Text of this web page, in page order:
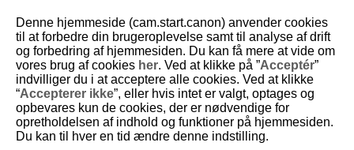
D101-199
Fejlkoder
Hvis der er et problem med kameraet, vises der en fejlmeddelelse. Følg
Denne hjemmeside (cam.start.canon) anvender cookies
til at forbedre din brugeroplevelse samt til analyse af drift
og forbedring af hjemmesiden. Du kan få mere at vide om
vores brug af cookies her. Ved at klikke på ”Acceptér”
indvilliger du i at acceptere alle cookies. Ved at klikke
“Accepterer ikke”, eller hvis intet er valgt, optages og
opbevares kun de cookies, der er nødvendige for
opretholdelsen af indhold og funktioner på hjemmesiden.
Du kan til hver en tid ændre denne indstilling.